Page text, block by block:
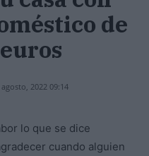
de
agosto, 2022 09:14
lo que se dice
cuando alguien